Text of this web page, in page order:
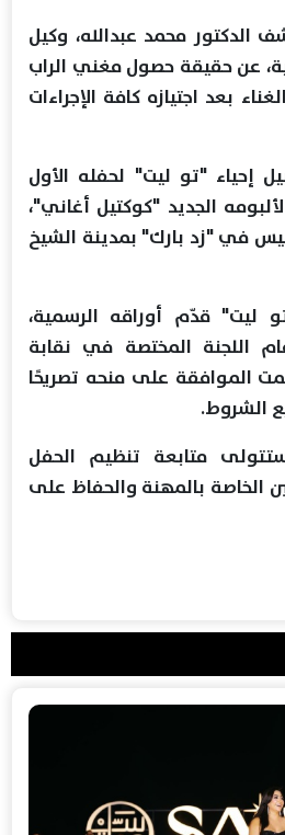
الدكتور محمد عبدالله، وكيل
عن حقيقة حصول مغني الراب
بعد اجتيازه كافة الإجراءات
إحياء "تو ليت" لحفله الأول
الجديد "كوكتيل أغاني"،
في "زد بارك" بمدينة الشيخ
ليت" قدّم أوراقه الرسمية،
اللجنة المختصة في نقابة
الموافقة على منحه تصريحًا
الشروط.
متابعة تنظيم الحفل
الخاصة بالمهنة والحفاظ على